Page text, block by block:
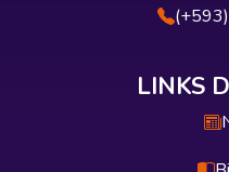
LINKS